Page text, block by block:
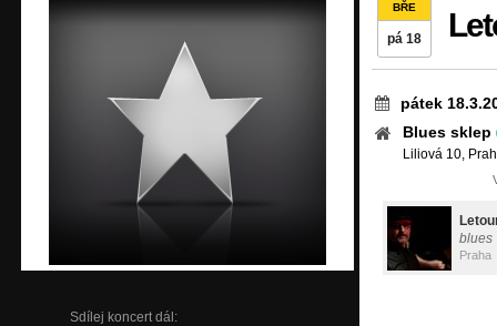
Sdílej koncert dál:
BŘE
pá 18
pátek
Blues sklep
Liliová 10,
blues
Praha